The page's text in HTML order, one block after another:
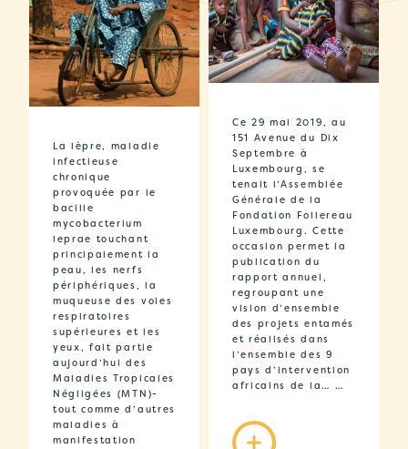
La lèpre, maladie
infectieuse
chronique
provoquée par le
bacille
mycobacterium
leprae touchant
principalement la
peau, les nerfs
périphériques, la
muqueuse des voies
respiratoires
supérieures et les
yeux, fait partie
aujourd’hui des
Maladies Tropicales
Négligées (MTN)-
tout comme d’autres
maladies à
manifestation
Ce 29 mai 2019, au
151 Avenue du Dix
Septembre à
Luxembourg, se
tenait l’Assemblée
Générale de la
Fondation Follereau
Luxembourg. Cette
occasion permet la
publication du
rapport annuel,
regroupant une
vision d’ensemble
des projets entamés
et réalisés dans
l’ensemble des 9
pays d’intervention
africains de la… …